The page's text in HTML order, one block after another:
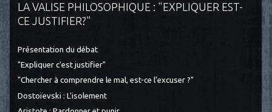
LA VALISE PHILOSOPHIQUE : "EXPLIQUER EST-
CE JUSTIFIER?"
Présentation du débat
"Expliquer c'est justifier"
"Chercher à comprendre le mal, est-ce l’excuser ?"
Dostoïevski : L'isolement